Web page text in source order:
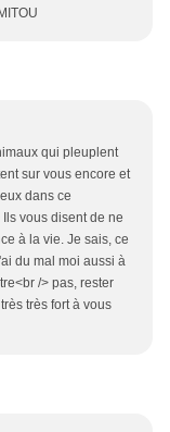
qui pleuplent
sur vous encore et
dans ce
vous disent de ne
à la vie. Je sais, ce
du mal moi aussi à
/> pas, rester
très fort à vous